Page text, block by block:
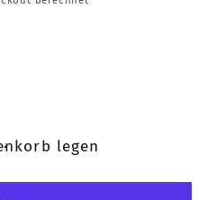
legen